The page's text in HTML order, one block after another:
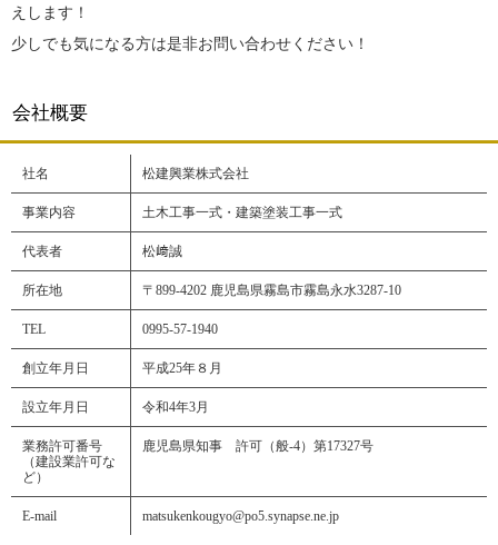
えします！
少しでも気になる方は是非お問い合わせください！
会社概要
社名 松建興業株式会社
事業内容 土木工事一式・建築塗装工事一式
代表者 松﨑誠
所在地 〒899-4202 鹿児島県霧島市霧島永水3287-10
TEL 0995-57-1940
創立年月日 平成25年８月
設立年月日 令和4年3月
業務許可番号
（建設業許可な
ど）
鹿児島県知事 許可（般-4）第17327号
E-mail matsukenkougyo@po5.synapse.ne.jp